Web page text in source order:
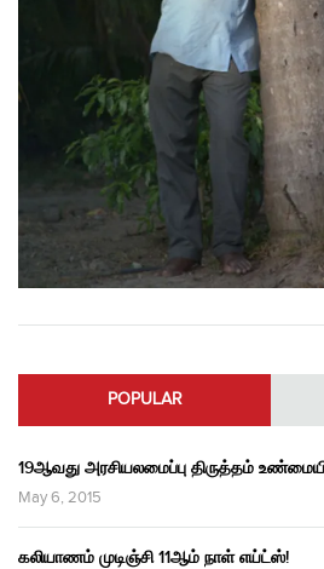
POPULAR
19ஆவது அரசியலமைப்பு திருத்தம்
May 6, 2015
கலியாணம் முடிஞ்சி 11ஆம் நாள் எய்ட்ஸ்!